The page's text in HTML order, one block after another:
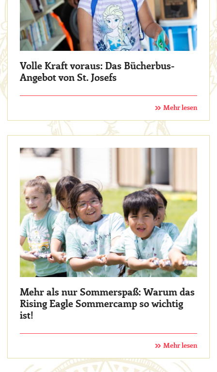
Volle Kraft voraus: Das Bücherbus-
Angebot von St. Josefs
Mehr lesen
Mehr als nur Sommerspaß: Warum das
Rising Eagle Sommercamp so wichtig
ist!
Mehr lesen